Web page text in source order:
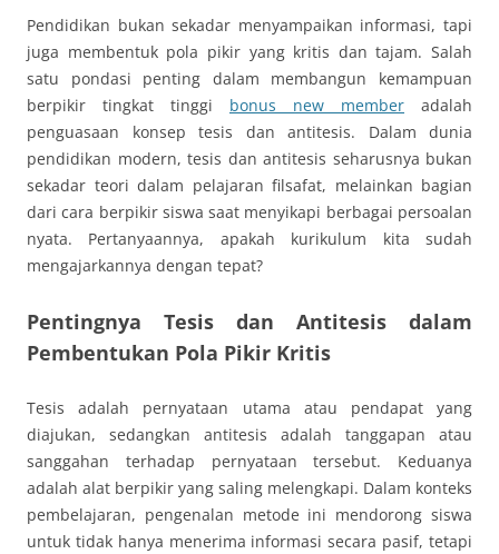
Pendidikan bukan sekadar menyampaikan informasi, tapi
juga membentuk pola pikir yang kritis dan tajam. Salah
satu pondasi penting dalam membangun kemampuan
berpikir tingkat tinggi bonus new member adalah
penguasaan konsep tesis dan antitesis. Dalam dunia
pendidikan modern, tesis dan antitesis seharusnya bukan
sekadar teori dalam pelajaran filsafat, melainkan bagian
dari cara berpikir siswa saat menyikapi berbagai persoalan
nyata. Pertanyaannya, apakah kurikulum kita sudah
mengajarkannya dengan tepat?
Pentingnya Tesis dan Antitesis dalam
Pembentukan Pola Pikir Kritis
Tesis adalah pernyataan utama atau pendapat yang
diajukan, sedangkan antitesis adalah tanggapan atau
sanggahan terhadap pernyataan tersebut. Keduanya
adalah alat berpikir yang saling melengkapi. Dalam konteks
pembelajaran, pengenalan metode ini mendorong siswa
untuk tidak hanya menerima informasi secara pasif, tetapi